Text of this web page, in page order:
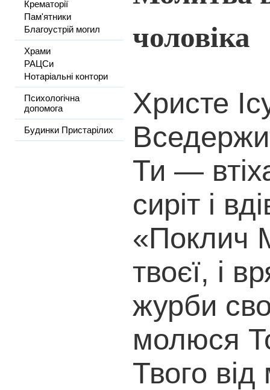
Крематорії
Пам'ятники
Благоустрій могил
Храми
РАЦСи
Нотаріальні контори
Психологічна
допомога
Будинки Пристарілих
чоловіка
Христе
Ти —
сиріт і
«Поклич
твоєї, і
журби
молюся
Твого